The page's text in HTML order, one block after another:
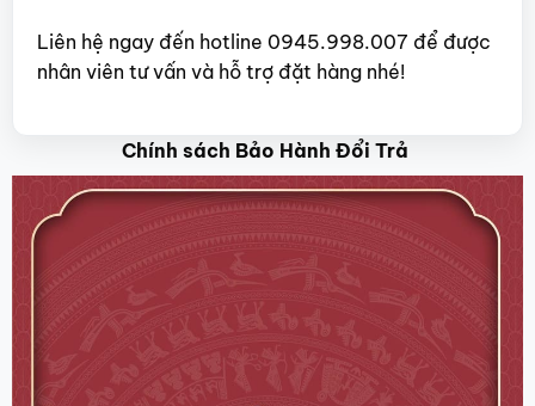
Liên hệ ngay đến hotline 0945.998.007 để được
nhân viên tư vấn và hỗ trợ đặt hàng nhé!
Chính sách Bảo Hành Đổi Trả